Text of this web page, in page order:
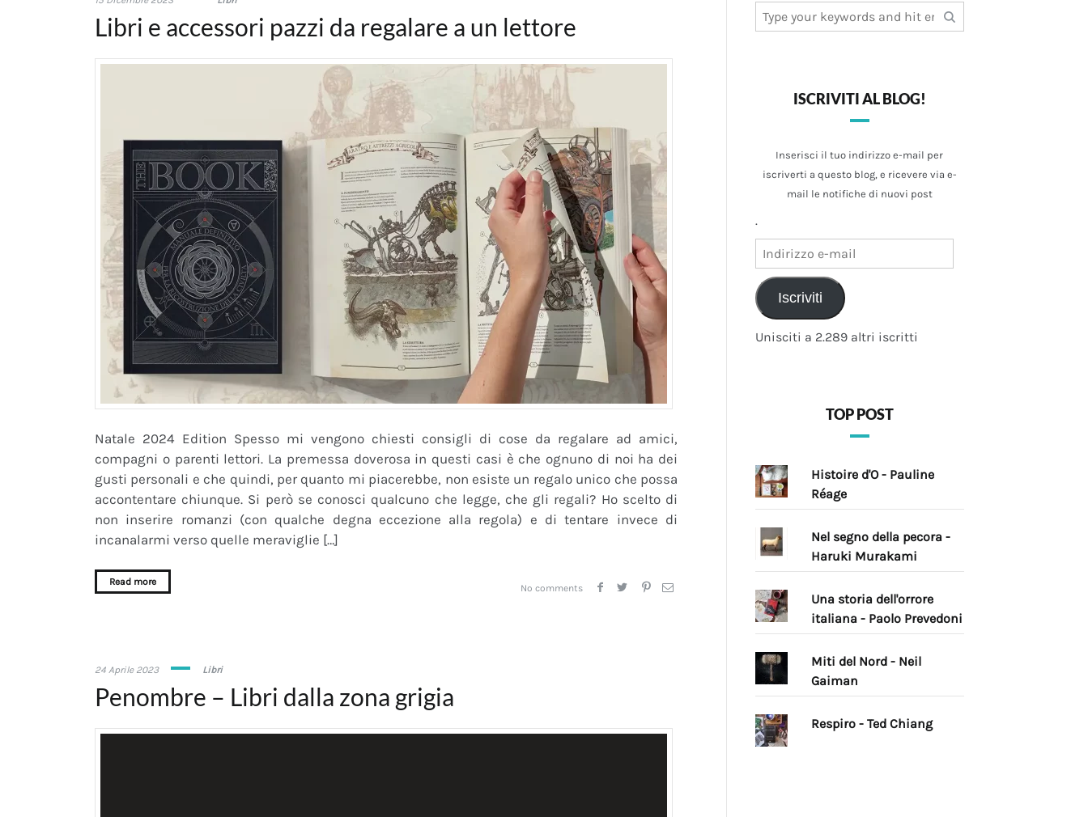
2024
Libri e accessori pazzi da regalare a un lettore
Natale 2024 Edition Spesso mi vengono chiesti consigli di cose da regalare ad amici,
compagni o parenti lettori. La premessa doverosa in questi casi è che ognuno di noi ha dei
gusti personali e che quindi, per quanto mi piacerebbe, non esiste un regalo unico che possa
accontentare chiunque. Si però se conosci qualcuno che legge, che gli regali? Ho scelto di
non inserire romanzi (con qualche degna eccezione alla regola) e di tentare invece di
incanalarmi verso quelle meraviglie […]
Read more
No comments
24 Aprile 202324
2023
Libri
Penombre – Libri dalla zona grigia
for:
ISCRIVITI AL BLOG!
Inserisci il tuo indirizzo e-mail per
iscriverti a questo blog, e ricevere via e-
mail le notifiche di nuovi post
.
mail
Iscriviti
Unisciti a 2.289 altri iscritti
TOP POST
Histoire d'O - Pauline
Réage
Nel segno della pecora -
Haruki Murakami
Una storia dell'orrore
italiana - Paolo Prevedoni
Miti del Nord - Neil
Gaiman
Respiro - Ted Chiang